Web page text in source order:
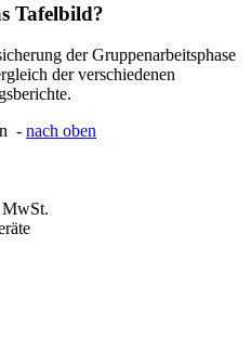
Tafelbild?
der Gruppenarbeitsphase
der verschiedenen
- nach oben
MwSt.